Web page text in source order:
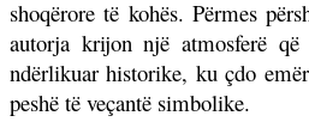
shoqërore të kohës. Përmes
autorja krijon një atmosferë
ndërlikuar historike, ku çdo
peshë të veçantë simbolike.